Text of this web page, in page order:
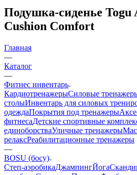
Подушка-сиденье Togu
Cushion Comfort
Главная
—
Каталог
—
Фитнес инвентарь
КардиотренажерыСиловые
столыИнвентарь для силовых
одеждаПокрытия под тренажеры
фитнесаДетские спортивные
единоборстваУличные тренажеры
релаксРеабилитационные тренажеры
—
BOSU (босу)
Степ-аэробикаДжампингЙога